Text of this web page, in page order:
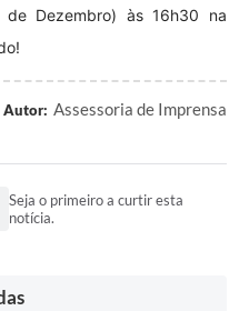
de Dezembro) às 16h30 na
Autor: Assessoria de Imprensa
Seja o primeiro a curtir esta
notícia.